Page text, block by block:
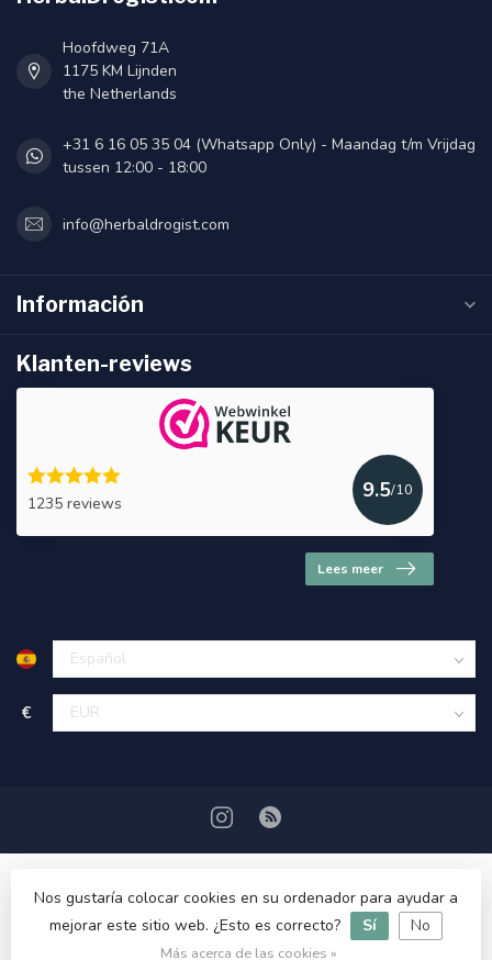
Hoofdweg 71A
1175 KM Lijnden
the Netherlands
+31 6 16 05 35 04 (Whatsapp Only) - Maandag t/m Vrijdag
tussen 12:00 - 18:00
info@herbaldrogist.com
Información
Klanten-reviews
1235 reviews
9.5/10
Lees meer
€
© Copyright 2026 HerbalDrogist.com
Nos gustaría colocar cookies en su ordenador para ayudar a
mejorar este sitio web. ¿Esto es correcto?
Sí No
Más acerca de las cookies »